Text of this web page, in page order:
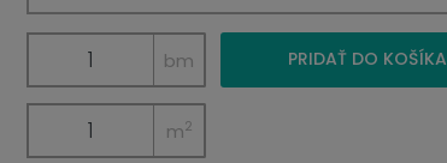
bm PRIDAŤ DO KOŠÍKA
m2